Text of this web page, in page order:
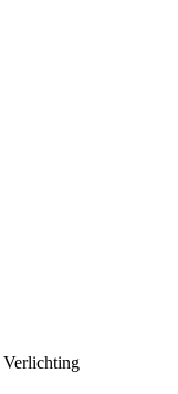
Verlichting